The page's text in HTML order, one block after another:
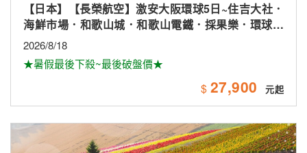
【日本】【長榮航空】激安大阪環球5日~住吉大社．
海鮮市場．和歌山城．和歌山電鐵．採果樂．環球影
城
2026/8/18
★暑假最後下殺~最後破盤價★
$ 27,900